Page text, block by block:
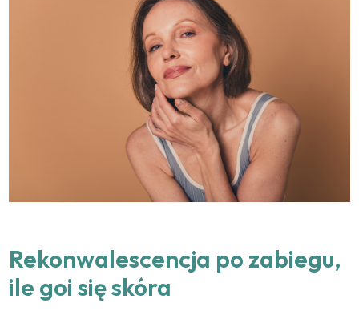
Rekonwalescencja po zabiegu,
ile goi się skóra